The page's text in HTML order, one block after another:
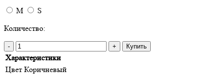
M
S
Количество:
- + Купить
Характеристики
Цвет Коричневый